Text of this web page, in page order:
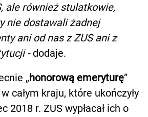
ale również stulatkowie,
nie dostawali żadnej
ani od nas z ZUS ani z
- dodaje.
„honorową emeryturę”
całym kraju, które ukończyły
2018 r. ZUS wypłacał ich o